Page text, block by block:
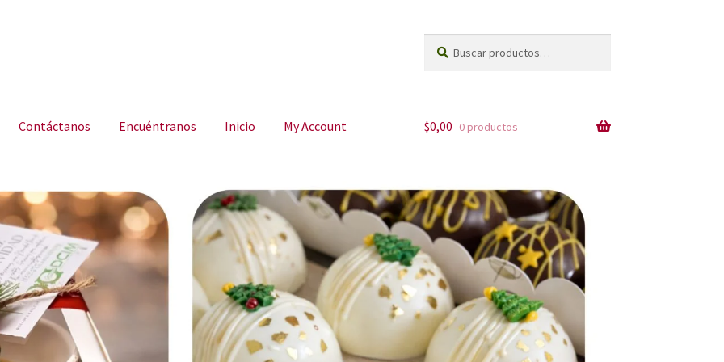
por:
Contáctanos Encuéntranos Inicio My Account $0,00 0 productos